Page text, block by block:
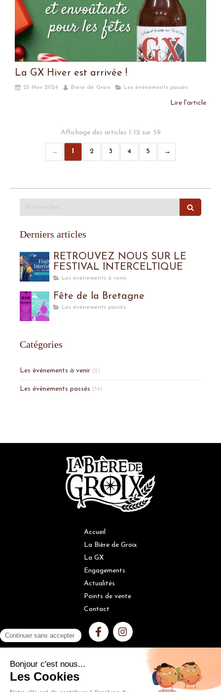
La GX Hiver est arrivée !
25 Nov 2024 Bière de Groix Les évènements passés
Lire l'article
Affichage des articles 1-12 sur 59
1 2 3 4 5
Derniers articles
RETROUVEZ NOUS SUR LE
FESTIVAL INTERCELTIQUE
Les événements à venir
Fête de la Bretagne
Les évènements passés
Catégories
Les événements à venir (2)
Les évènements passés (59)
Accueil
La Bière de Groix
La GX
Engagements
Actualités
Points de vente
Contact
L'ABUS D'ALCOOL EST DANGEREUX POUR LA SANTÉ, À
CONSOMMER AVEC MODÉRATION
N° identifiant ADEME : 528465 : FR216746_01DAXV